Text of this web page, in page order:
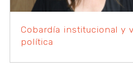
Cobardía institucional y
política